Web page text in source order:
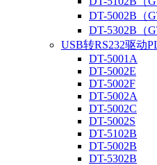
DT-5002B（
DT-5302B（
USB转RS232驱动
DT-5001A
DT-5002E
DT-5002F
DT-5002A
DT-5002C
DT-5002S
DT-5102B
DT-5002B
DT-5302B